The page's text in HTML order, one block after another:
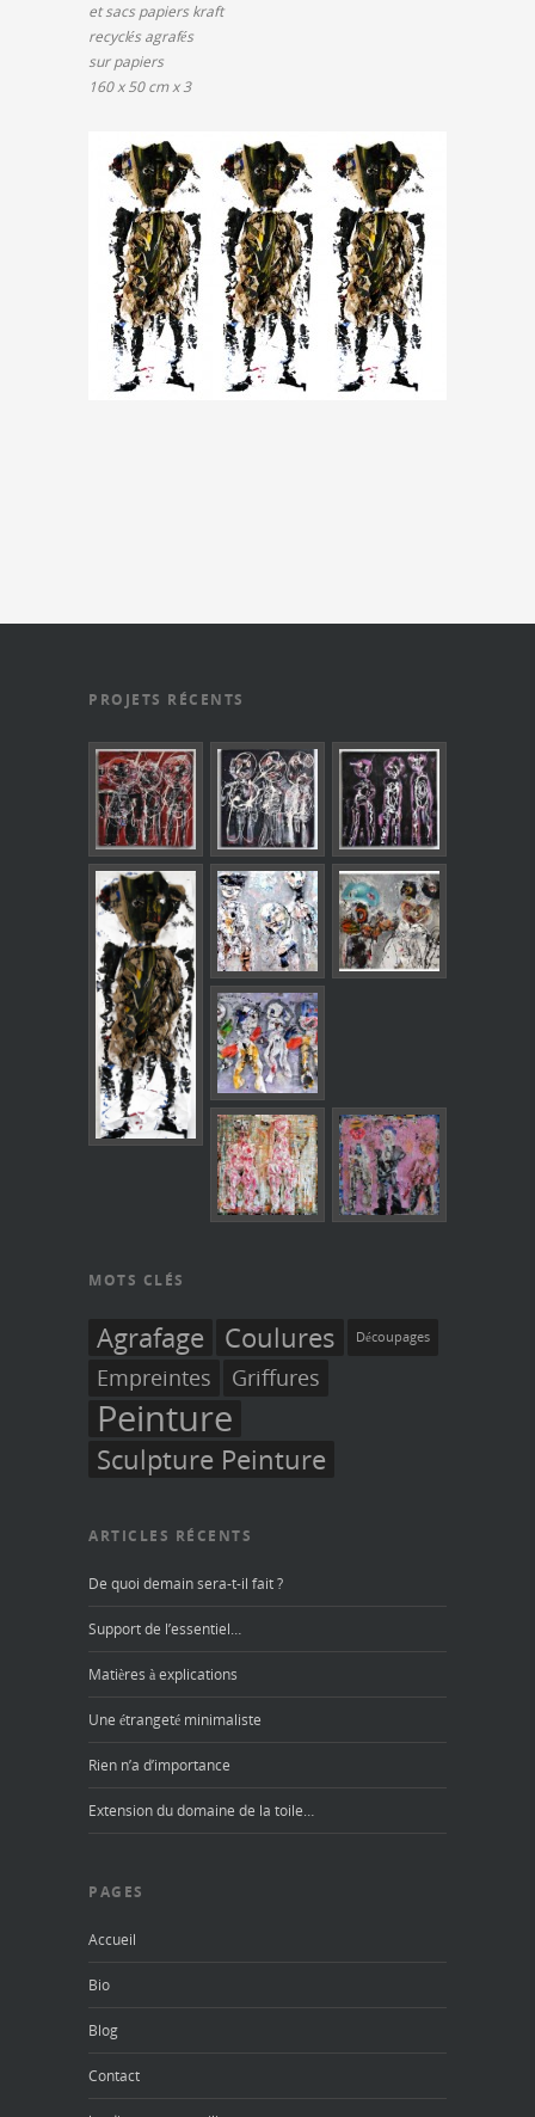
et sacs papiers kraft
recyclés agrafés
sur papiers
160 x 50 cm x 3
PROJETS RÉCENTS
MOTS CLÉS
Agrafage Coulures Découpages
Empreintes Griffures
Peinture
Sculpture Peinture
ARTICLES RÉCENTS
De quoi demain sera-t-il fait ?
Support de l’essentiel…
Matières à explications
Une étrangeté minimaliste
Rien n’a d’importance
Extension du domaine de la toile…
PAGES
Accueil
Bio
Blog
Contact